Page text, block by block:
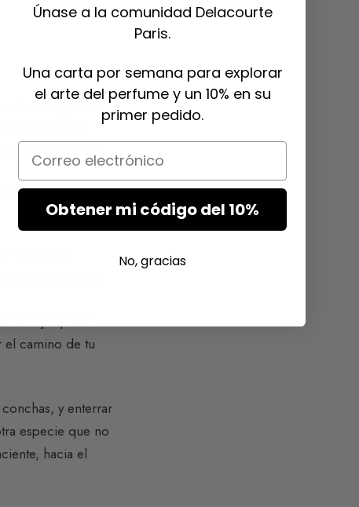
«el algodón
con los dos
alargada.
también un gran
de
Quetzacoatl.
que es
el camino de tu
y enterrar
especie que no
hacia el
Únase a la comunidad Delacourte
Paris.
Una carta por semana para explorar
el arte del perfume y un 10% en su
primer pedido.
Email
Obtener mi código del 10%
No, gracias